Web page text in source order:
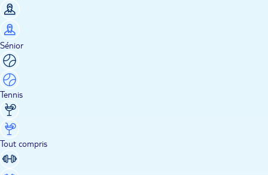
Sénior
Tennis
Tout compris